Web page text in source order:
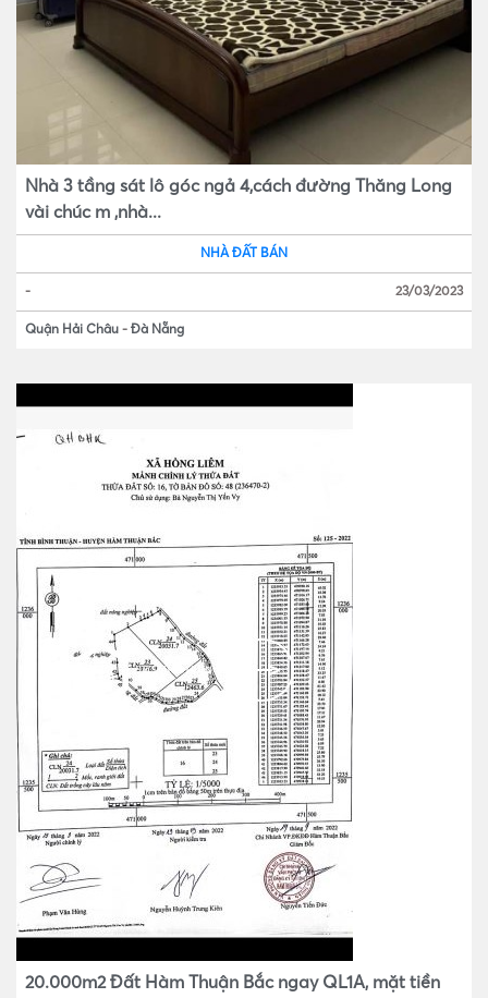
Nhà 3 tầng sát lô góc ngả 4,cách đường Thăng Long
vài chúc m ,nhà...
NHÀ ĐẤT BÁN
- 23/03/2023
Quận Hải Châu - Đà Nẵng
20.000m2 Đất Hàm Thuận Bắc ngay QL1A, mặt tiền